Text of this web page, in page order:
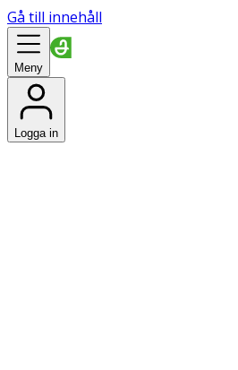
Gå till innehåll
Meny
Logga in